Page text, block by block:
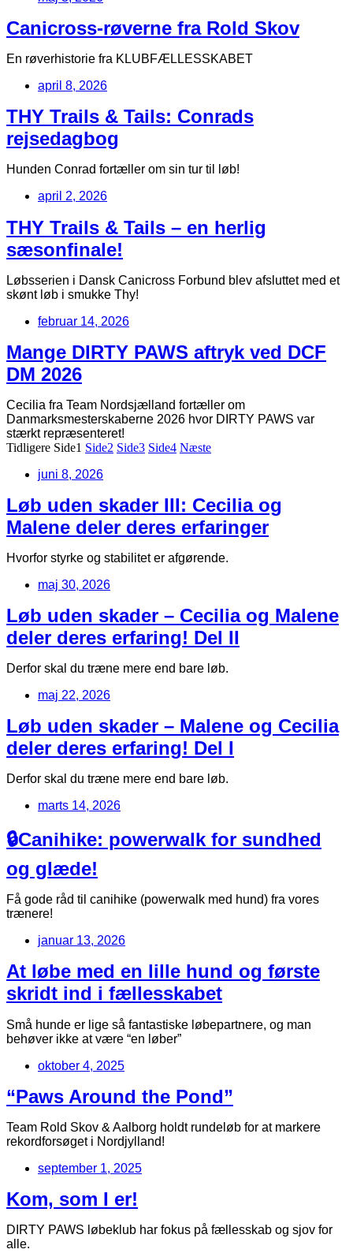
Canicross-røverne fra Rold Skov
En røverhistorie fra KLUBFÆLLESSKABET
april 8, 2026
THY Trails & Tails: Conrads
rejsedagbog
Hunden Conrad fortæller om sin tur til løb!
april 2, 2026
THY Trails & Tails – en herlig
sæsonfinale!
Løbsserien i Dansk Canicross Forbund blev afsluttet med et
skønt løb i smukke Thy!
februar 14, 2026
Mange DIRTY PAWS aftryk ved DCF
DM 2026
Cecilia fra Team Nordsjælland fortæller om
Danmarksmesterskaberne 2026 hvor DIRTY PAWS var
stærkt repræsenteret!
Tidligere Side1 Side2 Side3 Side4 Næste
juni 8, 2026
Løb uden skader III: Cecilia og
Malene deler deres erfaringer
Hvorfor styrke og stabilitet er afgørende.
maj 30, 2026
Løb uden skader – Cecilia og Malene
deler deres erfaring! Del II
Derfor skal du træne mere end bare løb.
maj 22, 2026
Løb uden skader – Malene og Cecilia
deler deres erfaring! Del I
Derfor skal du træne mere end bare løb.
marts 14, 2026
🔒Canihike: powerwalk for sundhed
og glæde!
Få gode råd til canihike (powerwalk med hund) fra vores
trænere!
januar 13, 2026
At løbe med en lille hund og første
skridt ind i fællesskabet
Små hunde er lige så fantastiske løbepartnere, og man
behøver ikke at være “en løber”
oktober 4, 2025
“Paws Around the Pond”
Team Rold Skov & Aalborg holdt rundeløb for at markere
rekordforsøget i Nordjylland!
september 1, 2025
Kom, som I er!
DIRTY PAWS løbeklub har fokus på fællesskab og sjov for
alle.